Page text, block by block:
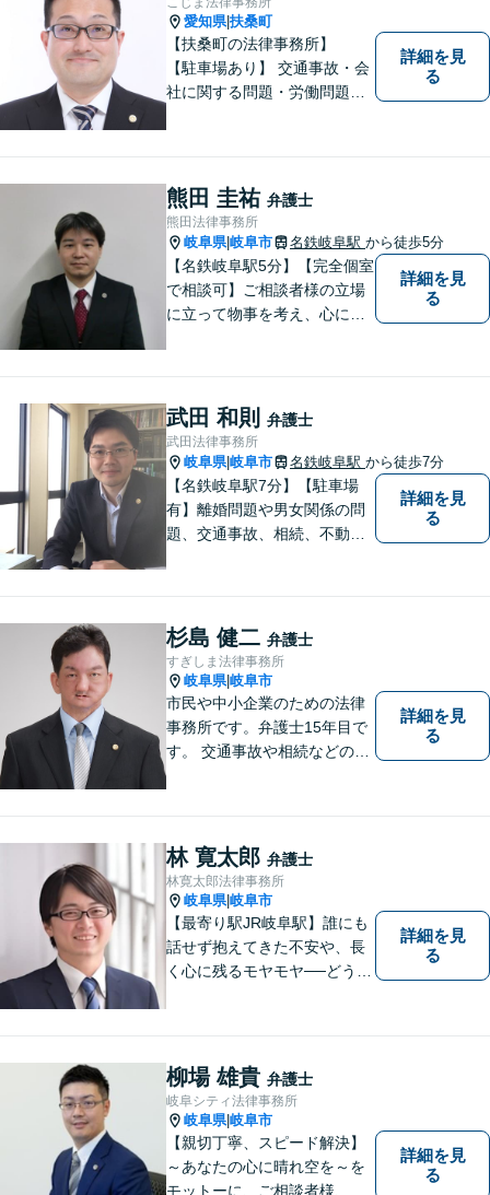
ます。【会社勤務経験あり】
愛知県|扶桑町
【扶桑町の法律事務所】
【駐車場あり】 交通事故・会
社に関する問題・労働問題・
詳細を見
る
熊田 圭祐 弁護士
熊田法律事務所
岐阜県|岐阜市 名鉄岐阜駅 から徒歩5分
【名鉄岐阜駅5分】【完全個室
で相談可】ご相談者様の立場
に立って物事を考え、心に寄
決への第一歩です。小さな問
題から大きな問題まで、お気
軽にご相談ください。
詳細を見
る
武田 和則 弁護士
武田法律事務所
岐阜県|岐阜市 名鉄岐阜駅 から徒歩7分
【名鉄岐阜駅7分】【駐車場
有】離婚問題や男女関係の問
題、交通事故、相続、不動
者に対しては誠実に接するこ
とを常に心掛けています。ど
うぞお気軽にお問合せくださ
い。
詳細を見
る
杉島 健二 弁護士
すぎしま法律事務所
岐阜県|岐阜市
市民や中小企業のための法律
事務所です。弁護士15年目で
す。 交通事故や相続などの相
などの家事事件を解決してき
ました。特に交通事故では多
くの後遺障害事故や死亡事故
を解決してきました。
詳細を見
る
林 寛太郎 弁護士
林寛太郎法律事務所
岐阜県|岐阜市
【最寄り駅JR岐阜駅】誰にも
話せず抱えてきた不安や、長
く心に残るモヤモヤ──どうぞ
いながら、これからの一歩を
一緒に見つけていきます。
【丁寧なヒアリング】【地域
密着型の法律事務所】
詳細を見
る
柳場 雄貴 弁護士
岐阜シティ法律事務所
岐阜県|岐阜市
【親切丁寧、スピード解決】
～あなたの心に晴れ空を～を
モットーに、ご相談者様、依
詳細を見
る